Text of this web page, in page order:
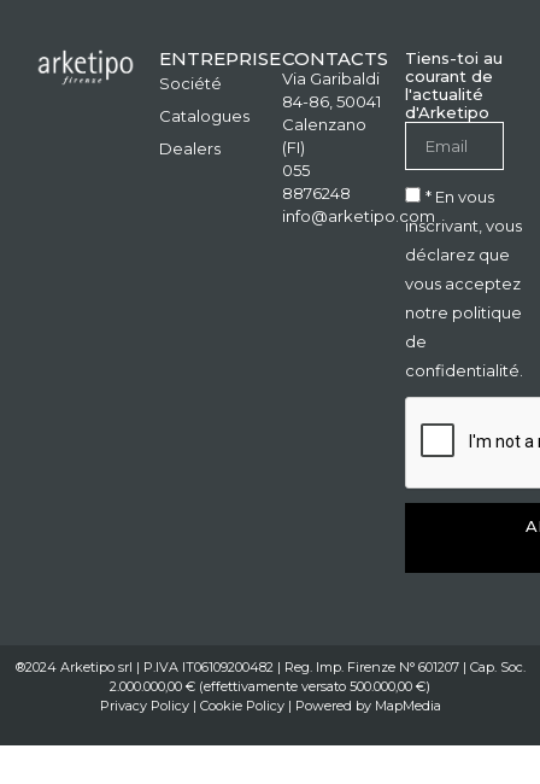
ENTREPRISE
Société
Catalogues
Dealers
CONTACTS
Via Garibaldi
84-86, 50041
Calenzano
(FI)
055
8876248
info@arketipo.com
Tiens-toi au
courant de
l'actualité
d'Arketipo
* En vous
inscrivant, vous
déclarez que
vous acceptez
notre politique
de
confidentialité.
®2024 Arketipo srl | P.IVA IT06109200482 | Reg. Imp. Firenze N° 601207 | Cap. Soc.
2.000.000,00 € (effettivamente versato 500.000,00 €)
Privacy Policy| Cookie Policy| Powered by MapMedia